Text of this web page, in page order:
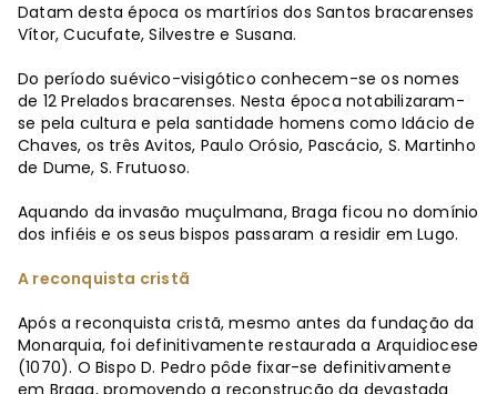
Datam desta época os martírios dos Santos bracarenses
Vítor, Cucufate, Silvestre e Susana.
Do período suévico-visigótico conhecem-se os nomes
de 12 Prelados bracarenses. Nesta época notabilizaram-
se pela cultura e pela santidade homens como Idácio de
Chaves, os três Avitos, Paulo Orósio, Pascácio, S. Martinho
de Dume, S. Frutuoso.
Aquando da invasão muçulmana, Braga ficou no domínio
dos infiéis e os seus bispos passaram a residir em Lugo.
A reconquista cristã
Após a reconquista cristã, mesmo antes da fundação da
Monarquia, foi definitivamente restaurada a Arquidiocese
(1070). O Bispo D. Pedro pôde fixar-se definitivamente
em Braga, promovendo a reconstrução da devastada